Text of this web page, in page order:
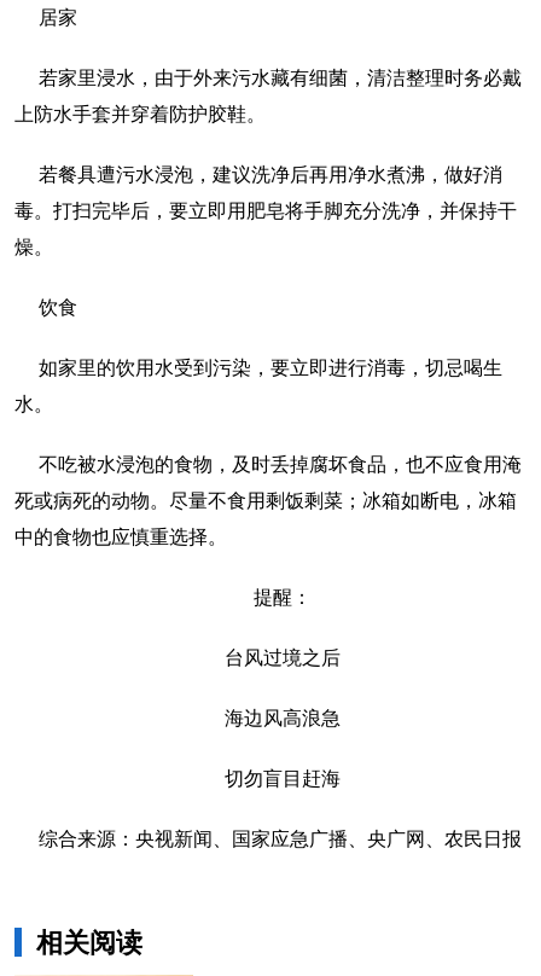
居家
若家里浸水，由于外来污水藏有细菌，清洁整理时务必戴
上防水手套并穿着防护胶鞋。
若餐具遭污水浸泡，建议洗净后再用净水煮沸，做好消
毒。打扫完毕后，要立即用肥皂将手脚充分洗净，并保持干
燥。
饮食
如家里的饮用水受到污染，要立即进行消毒，切忌喝生
水。
不吃被水浸泡的食物，及时丢掉腐坏食品，也不应食用淹
死或病死的动物。尽量不食用剩饭剩菜；冰箱如断电，冰箱
中的食物也应慎重选择。
提醒：
台风过境之后
海边风高浪急
切勿盲目赶海
综合来源：央视新闻、国家应急广播、央广网、农民日报
相关阅读